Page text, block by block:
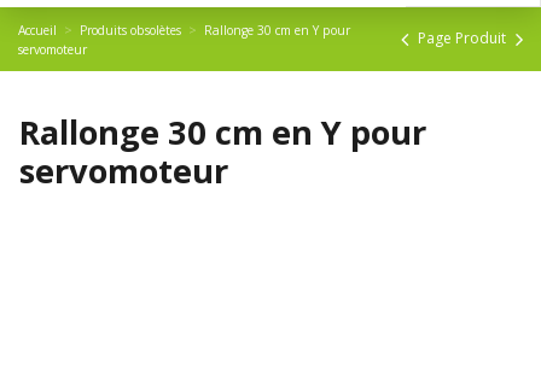
Accueil Produits obsolètes
Rallonge 30 cm en Y pour
servomoteur
Page Produit
Rallonge 30 cm en Y pour
servomoteur